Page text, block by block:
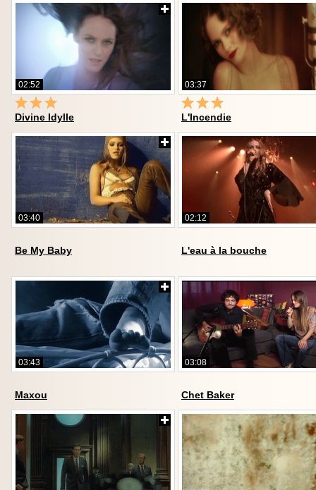
02:52
Divine Idylle
03:37
L'Incendie
03:40
Be My Baby
02:12
L'eau à la bouche
03:43
Maxou
03:08
Chet Baker